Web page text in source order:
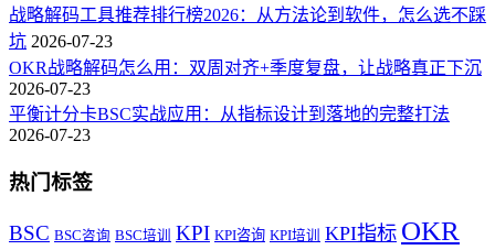
战略解码工具推荐排行榜2026：从方法论到软件，怎么选不踩
坑 2026-07-23
OKR战略解码怎么用：双周对齐+季度复盘，让战略真正下沉
2026-07-23
平衡计分卡BSC实战应用：从指标设计到落地的完整打法
2026-07-23
热门标签
BSC BSC咨询 BSC培训 KPI KPI咨询 KPI培训 KPI指标 OKR